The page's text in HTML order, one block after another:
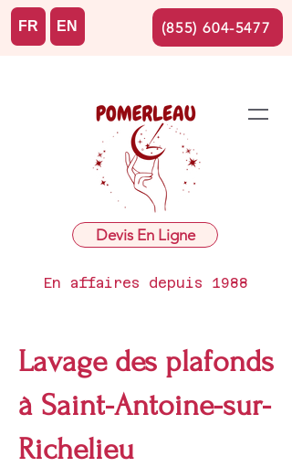
Devis En Ligne
En affaires depuis 1988
FR EN (855) 604-5477
Lavage des plafonds
à Saint-Antoine-sur-
Richelieu